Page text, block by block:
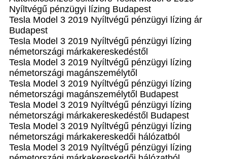
Nyíltvégű pénzügyi lízing Budapest
Tesla Model 3 2019 Nyíltvégű pénzügyi lízing ár
Budapest
Tesla Model 3 2019 Nyíltvégű pénzügyi lízing
németországi márkakereskedéstől
Tesla Model 3 2019 Nyíltvégű pénzügyi lízing
németországi magánszemélytől
Tesla Model 3 2019 Nyíltvégű pénzügyi lízing
németországi magánszemélytől Budapest
Tesla Model 3 2019 Nyíltvégű pénzügyi lízing
németországi márkakereskedéstől Budapest
Tesla Model 3 2019 Nyíltvégű pénzügyi lízing
németországi márkakereskedői hálózatból
Tesla Model 3 2019 Nyíltvégű pénzügyi lízing